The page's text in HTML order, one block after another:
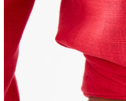
Deniz Şortu
Eşofman Altı
Mont
Yelek